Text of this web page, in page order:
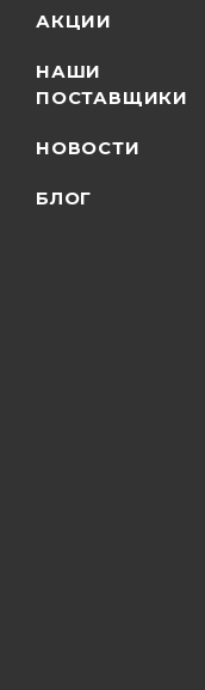
АКЦИИ
НАШИ
ПОСТАВЩИКИ
НОВОСТИ
БЛОГ